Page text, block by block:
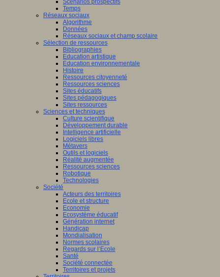
Scénarios prospectifs
Temps
Réseaux sociaux
Algorithme
Données
Réseaux sociaux et champ scolaire
Sélection de ressources
Bibliographies
Education artistique
Education environnementale
Histoire
Ressources citoyenneté
Ressources sciences
Sites éducatifs
Sites pédagogiques
Sites ressources
Sciences et techniques
Culture scientifique
Développement durable
Intelligence artificielle
Logiciels libres
Métavers
Outils et logiciels
Réalité augmentée
Ressources sciences
Robotique
Technologies
Société
Acteurs des territoires
Ecole et structure
Economie
Ecosystème éducatif
Génération internet
Handicap
Mondialisation
Normes scolaires
Regards sur l’Ecole
Santé
Société connectée
Territoires et projets